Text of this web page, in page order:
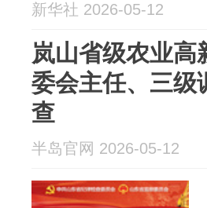
新华社 2026-05-12
岚山省级农业高
委会主任、三级
查
半岛官网 2026-05-12